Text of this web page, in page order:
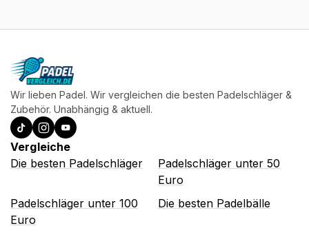
Wir lieben Padel. Wir vergleichen die besten Padelschläger &
Zubehör. Unabhängig & aktuell.
Vergleiche
Die besten Padelschläger
Padelschläger unter 50
Euro
Padelschläger unter 100
Euro
Die besten Padelbälle